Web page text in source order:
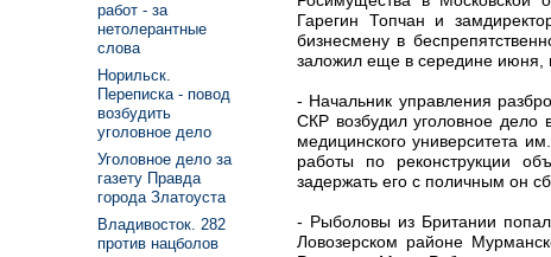
Гарегин Топчан и
бизнесмену в
заложил еще в середине июня,
- Начальник управления
СКР возбудил уголовное дело
медицинского университета
работы по реконструкции
задержать его с поличным он
- Рыболовы из Британии
Ловозерском районе
работ - за
нетолерантные
слова
Норильск.
Переписка - повод
возбудить
уголовное дело
Уголовное дело за
газету Правда
города Златоуста
Владивосток. 282
против нацболов